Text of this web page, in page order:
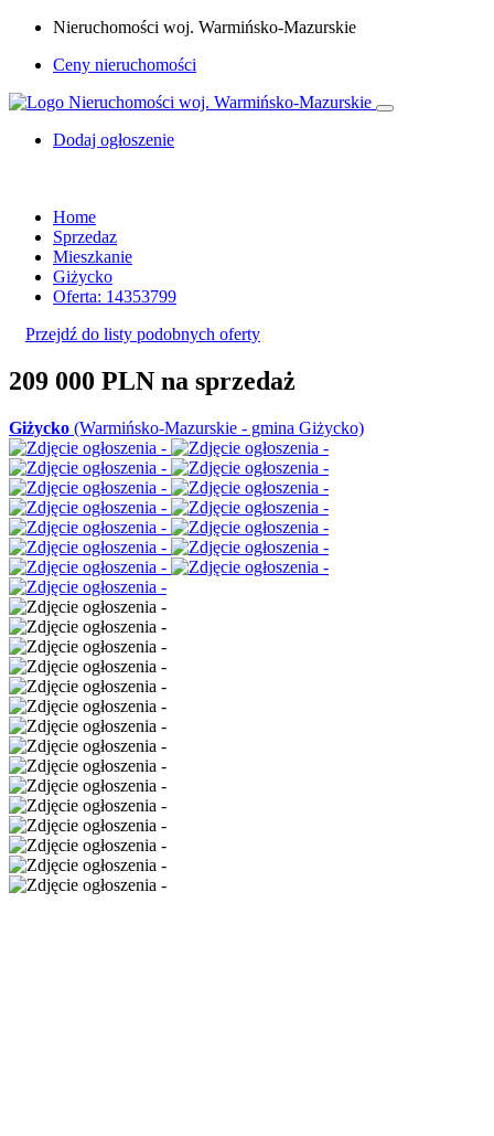
Nieruchomości woj. Warmińsko-Mazurskie
Ceny nieruchomości
Dodaj ogłoszenie
Home
Sprzedaz
Mieszkanie
Giżycko
Oferta: 14353799
Przejdź do listy podobnych oferty
209 000 PLN na sprzedaż
Giżycko (Warmińsko-Mazurskie - gmina Giżycko)